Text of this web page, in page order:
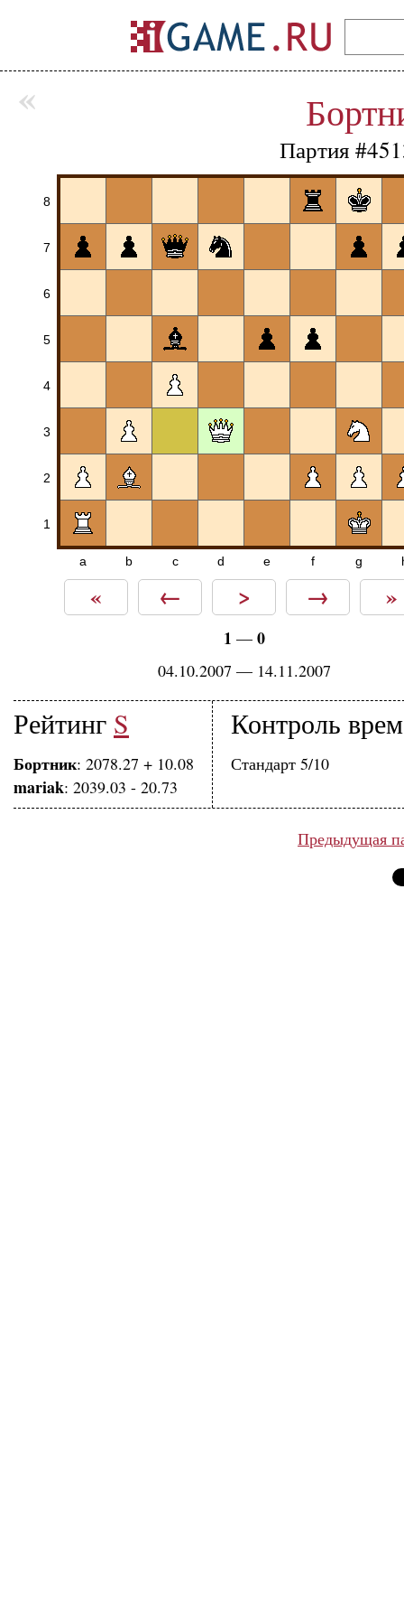
Партия
8
7
6
5
4
3
2
1
a b c d e f g
« ← > → »
1 — 0
04.10.2007 — 14.11.2007
Рейтинг S
Бортник: 2078.27 + 10.08
mariak: 2039.03 - 20.73
Контроль
Стандарт 5/10
Предыдущая
«